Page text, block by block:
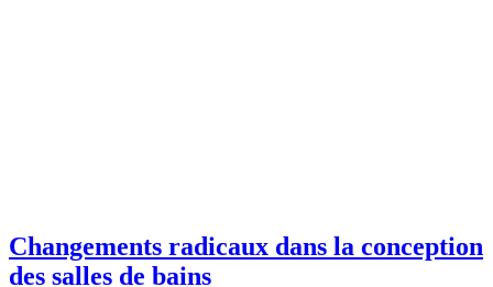
Changements radicaux dans la conception
des salles de bains